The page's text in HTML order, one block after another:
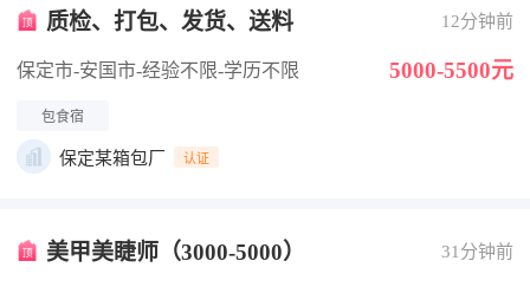
质检、打包、发货、送料 12分钟前
保定市-安国市-经验不限-学历不限 5000-5500元
包食宿
保定某箱包厂 认证
美甲美睫师（3000-5000） 31分钟前